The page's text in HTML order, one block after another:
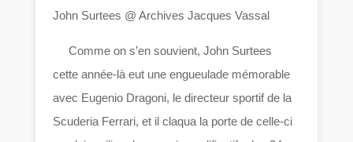
John Surtees @ Archives Jacques Vassal
Comme on s’en souvient, John Surtees
cette année-là eut une engueulade mémorable
avec Eugenio Dragoni, le directeur sportif de la
Scuderia Ferrari, et il claqua la porte de celle-ci